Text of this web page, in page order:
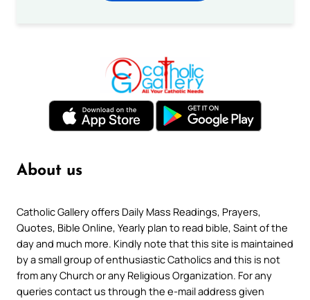
About us
Catholic Gallery offers Daily Mass Readings, Prayers,
Quotes, Bible Online, Yearly plan to read bible, Saint of the
day and much more. Kindly note that this site is maintained
by a small group of enthusiastic Catholics and this is not
from any Church or any Religious Organization. For any
queries contact us through the e-mail address given